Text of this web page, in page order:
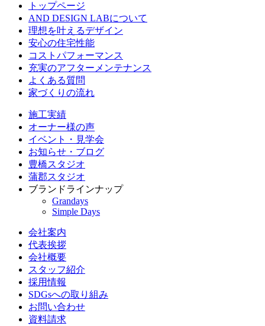
トップページ
AND DESIGN LABについて
理想を叶えるデザイン
安心の住宅性能
コストパフォーマンス
充実のアフターメンテナンス
よくある質問
家づくりの流れ
施工実績
オーナー様の声
イベント・見学会
お知らせ・ブログ
豊橋スタジオ
蒲郡スタジオ
ブランドラインナップ
Grandays
Simple Days
会社案内
代表挨拶
会社概要
スタッフ紹介
採用情報
SDGsへの取り組み
お問い合わせ
資料請求